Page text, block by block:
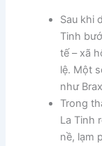
Sau khi
Tinh
tế – xã
lệ. Một
như
Trong
La Tinh
nề, lạm